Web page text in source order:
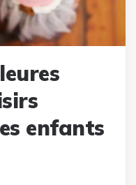
enfants